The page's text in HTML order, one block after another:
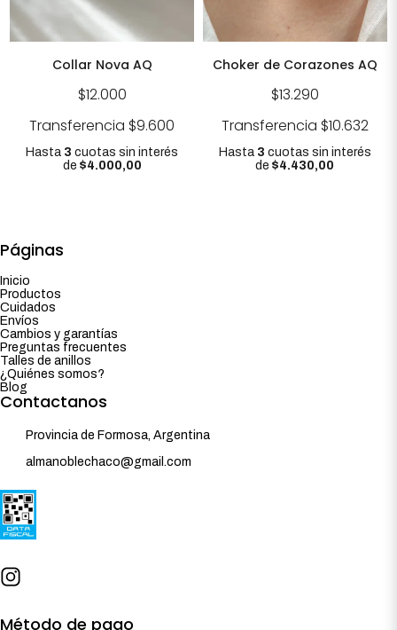
Collar Nova AQ
$12.000
Transferencia $9.600
Hasta 3 cuotas sin interés
de $4.000,00
Choker de Corazones AQ
$13.290
Transferencia $10.632
Hasta 3 cuotas sin interés
de$4.430,00
Páginas
Inicio
Productos
Cuidados
Envíos
Cambios y garantías
Preguntas frecuentes
Talles de anillos
¿Quiénes somos?
Blog
Contactanos
Provincia de Formosa, Argentina
almanoblechaco@gmail.com
Método de pago